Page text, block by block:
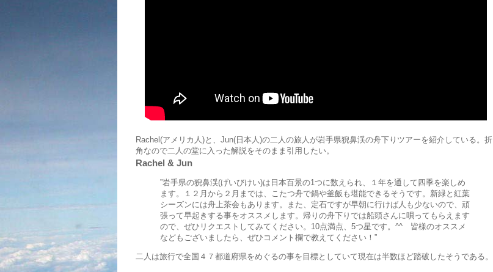
Rachel(アメリカ人)と、Jun(日本人)の二人の旅人が岩手県猊鼻渓の舟下りツアーを紹介している。折
角なので二人の堂に入った解説をそのまま引用したい。
Rachel & Jun
”岩手県の猊鼻渓(げいびけい)は日本百景の1つに数えられ、１年を通して四季を楽しめ
ます。１２月から２月までは、こたつ舟で鍋や釜飯も堪能できるそうです。新緑と紅葉
シーズンには舟上茶会もあります。また、定石ですが早朝に行けば人も少ないので、頑
張って早起きする事をオススメします。帰りの舟下りでは船頭さんに唄ってもらえます
ので、ぜひリクエストしてみてください。10点満点、5つ星です。^^ 皆様のオススメ
などもございましたら、ぜひコメント欄で教えてください！ ”
二人は旅行で全国４７都道府県をめぐるの事を目標としていて現在は半数ほど踏破したそうである。